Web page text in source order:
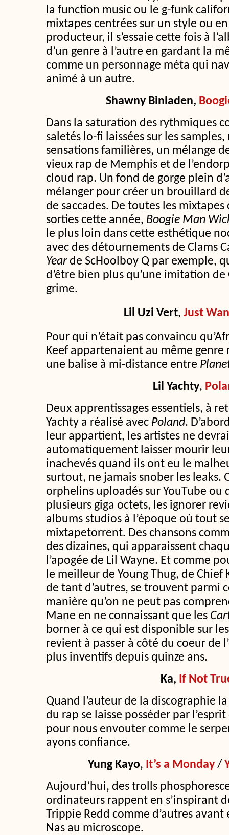
la function music ou le g-funk
mixtapes centrées sur un style ou
producteur, il s’essaie cette fois à
d’un genre à l’autre en gardant la
comme un personnage méta qui
animé à un autre.
Shawny Binladen,
Dans la saturation des rythmiques
saletés lo-fi laissées sur les
sensations familières, un mélange
vieux rap de Memphis et de
cloud rap. Un fond de gorge plein
mélanger pour créer un brouillard
de saccades. De toutes les
sorties cette année, Boogie Man
le plus loin dans cette esthétique
avec des détournements de Clams
Yearde ScHoolboy Q par exemple,
d’être bien plus qu’une imitation
grime.
Lil Uzi Vert, Just
Pour qui n’était pas convaincu
Keef appartenaient au même genre
une balise à mi-distance entre
Lil Yachty,
Deux apprentissages essentiels, à
Yachty a réalisé avec Poland.
leur appartient, les artistes ne
automatiquement laisser mourir
inachevés quand ils ont eu le
surtout, ne jamais snober les leaks.
orphelins uploadés sur YouTube ou
plusieurs giga octets, les ignorer
albums studios à l’époque où tout
mixtapetorrent. Des chansons
des dizaines, qui apparaissent
l’apogée de Lil Wayne. Et comme
le meilleur de Young Thug, de Chief
de tant d’autres, se trouvent parmi
manière qu’on ne peut pas
Mane en ne connaissant que les
borner à ce qui est disponible sur
revient à passer à côté du coeur de
plus inventifs depuis quinze ans.
Ka, If Not
Quand l’auteur de la discographie
du rap se laisse posséder par
pour nous envouter comme le
ayons confiance.
Yung Kayo, It’s a Monday /
Aujourd’hui, des trolls
ordinateurs rappent en s’inspirant
Trippie Redd comme d’autres
Nas au microscope.